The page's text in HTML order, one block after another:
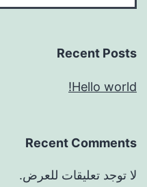
Recent Posts
Hello world!
Recent Comments
لا توجد تعليقات للعرض.